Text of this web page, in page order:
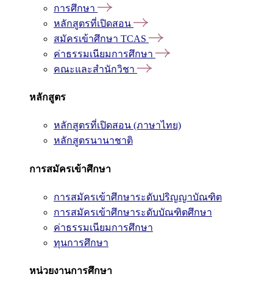
การศึกษา
หลักสูตรที่เปิดสอน
สมัครเข้าศึกษา TCAS
ค่าธรรมเนียมการศึกษา
คณะและสำนักวิชา
หลักสูตร
หลักสูตรที่เปิดสอน (ภาษาไทย)
หลักสูตรนานาชาติ
การสมัครเข้าศึกษา
การสมัครเข้าศึกษาระดับปริญญาบัณฑิต
การสมัครเข้าศึกษาระดับบัณฑิตศึกษา
ค่าธรรมเนียมการศึกษา
ทุนการศึกษา
หน่วยงานการศึกษา